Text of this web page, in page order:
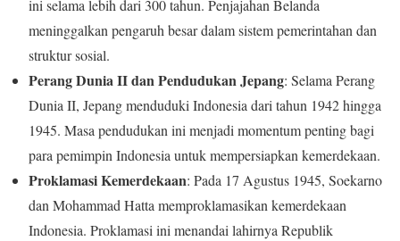
ini selama lebih dari 300 tahun. Penjajahan Belanda
meninggalkan pengaruh besar dalam sistem pemerintahan dan
struktur sosial.
Perang Dunia II dan Pendudukan Jepang: Selama Perang
Dunia II, Jepang menduduki Indonesia dari tahun 1942 hingga
1945. Masa pendudukan ini menjadi momentum penting bagi
para pemimpin Indonesia untuk mempersiapkan kemerdekaan.
Proklamasi Kemerdekaan: Pada 17 Agustus 1945, Soekarno
dan Mohammad Hatta memproklamasikan kemerdekaan
Indonesia. Proklamasi ini menandai lahirnya Republik